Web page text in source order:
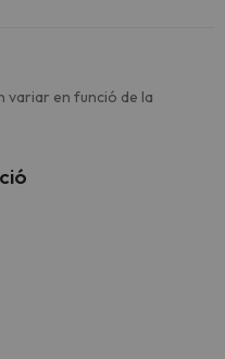
variar en funció de la